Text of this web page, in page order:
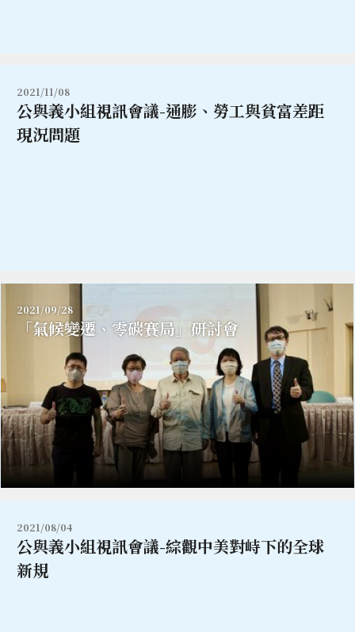
2021/11/08
公與義小組視訊會議-通膨、勞工與貧富差距
現況問題
2021/09/28
「氣候變遷、零碳賽局」研討會
2021/08/04
公與義小組視訊會議-綜觀中美對峙下的全球
新規